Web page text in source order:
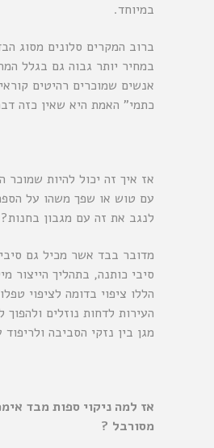
במיוחד.
ברוב המקרים סלונים מסוג
במחיר יותר גבוה גם בגלל
אנשים שמוכרים רהיטים
כתמי” האמת היא שאין כזה
אז איך זה יכול להיות שמוכר
עם טוש או שפך משהו על
לנגב את זה עם מגבון בחנות?
מדובר בבד אשר מכיל גם
סיבי כותנה, בתהליך הייצור
הללו ציפוי בדומה לציפוי
העירות לדחות נוזלים
מגן בין נזקי הסביבה
אז למה ניקוי ספות מבד
מסורבל ?